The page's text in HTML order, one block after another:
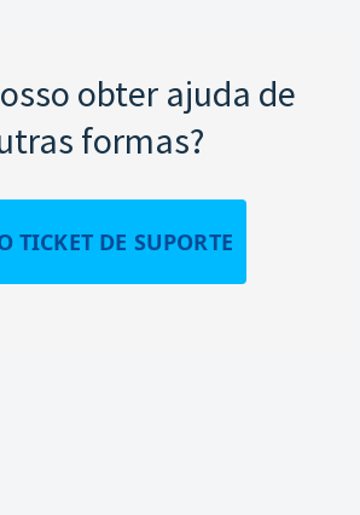
obter ajuda de
formas?
TICKET DE SUPORTE